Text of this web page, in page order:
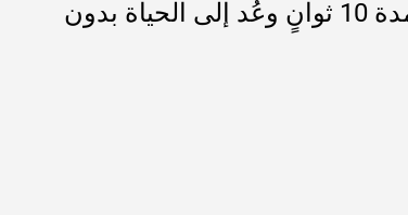
الرسغي. اختبر راحة سريعة لمدة 10 ثوانٍ وعُد إلى الحياة بدون